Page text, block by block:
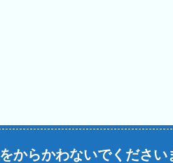
からかわないでください